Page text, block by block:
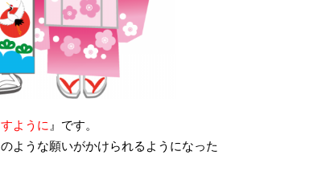
ように 』です。
ような願いがかけられるようになった